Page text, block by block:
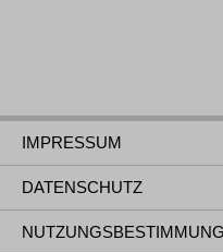
IMPRESSUM
DATENSCHUTZ